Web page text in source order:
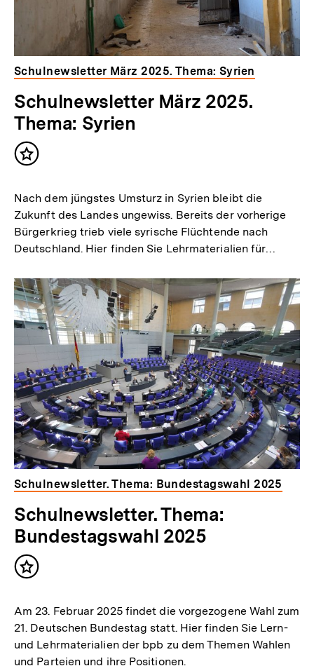
Schulnewsletter März 2025. Thema: Syrien
Schulnewsletter März 2025.
Thema: Syrien
Inhalt
Nach dem jüngstes Umsturz in Syrien bleibt die
Zukunft des Landes ungewiss. Bereits der vorherige
Bürgerkrieg trieb viele syrische Flüchtende nach
Deutschland. Hier finden Sie Lehrmaterialien für…
Schulnewsletter. Thema: Bundestagswahl 2025
Schulnewsletter. Thema:
Bundestagswahl 2025
Inhalt
Am 23. Februar 2025 findet die vorgezogene Wahl zum
21. Deutschen Bundestag statt. Hier finden Sie Lern-
und Lehrmaterialien der bpb zu dem Themen Wahlen
und Parteien und ihre Positionen.